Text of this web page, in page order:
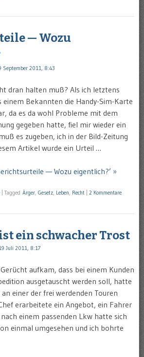
— Wozu
September 2011, 8:43
dran halten muß? Als ich letztens
einem Bekannten die Handy-Sim-Karte
da es da wohl Probleme mit dem
gegeben hatte, fiel mir wieder ein
es zugeben, ich in der Bild-Zeitung
Artikel wurde ein Urteil …
— Wozu eigentlich?’ »
Tagged Ärger Gesetz Leben Recht 2 Kommentare
ein schwacher Trost
Juli 2011, 8:17
aufkam, dass bei einem Kunden
ausgetauscht werden soll, hatte
einer der frei werdenden Touren
erarbeitete ein Angebot, ein Fahrer
einem passenden Lkw hatte sich
einmal umgesehen und ich bohrte